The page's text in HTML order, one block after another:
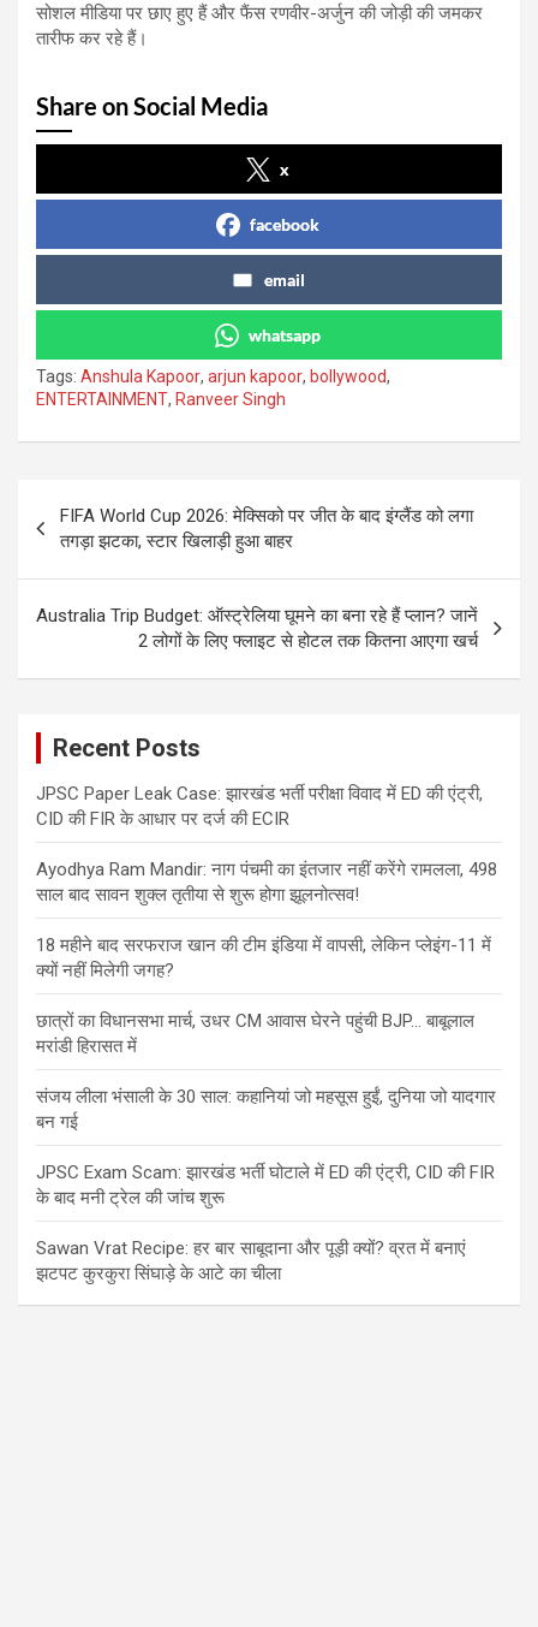
सोशल मीडिया पर छाए हुए हैं और फैंस रणवीर-अर्जुन की जोड़ी की जमकर
तारीफ कर रहे हैं।
Share on Social Media
x
facebook
email
whatsapp
Tags: Anshula Kapoor, arjun kapoor, bollywood,
ENTERTAINMENT, Ranveer Singh
navigation
FIFA World Cup 2026: मेक्सिको पर जीत के बाद इंग्लैंड को लगा
तगड़ा झटका, स्टार खिलाड़ी हुआ बाहर
Australia Trip Budget: ऑस्ट्रेलिया घूमने का बना रहे हैं प्लान? जानें
2 लोगों के लिए फ्लाइट से होटल तक कितना आएगा खर्च
Recent Posts
JPSC Paper Leak Case: झारखंड भर्ती परीक्षा विवाद में ED की एंट्री,
CID की FIR के आधार पर दर्ज की ECIR
Ayodhya Ram Mandir: नाग पंचमी का इंतजार नहीं करेंगे रामलला, 498
साल बाद सावन शुक्ल तृतीया से शुरू होगा झूलनोत्सव!
18 महीने बाद सरफराज खान की टीम इंडिया में वापसी, लेकिन प्लेइंग-11 में
क्यों नहीं मिलेगी जगह?
छात्रों का विधानसभा मार्च, उधर CM आवास घेरने पहुंची BJP… बाबूलाल
मरांडी हिरासत में
संजय लीला भंसाली के 30 साल: कहानियां जो महसूस हुईं, दुनिया जो यादगार
बन गई
JPSC Exam Scam: झारखंड भर्ती घोटाले में ED की एंट्री, CID की FIR
के बाद मनी ट्रेल की जांच शुरू
Sawan Vrat Recipe: हर बार साबूदाना और पूड़ी क्यों? व्रत में बनाएं
झटपट कुरकुरा सिंघाड़े के आटे का चीला